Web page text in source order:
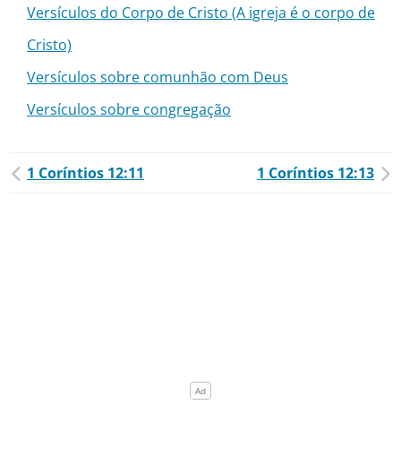
Versículos do Corpo de Cristo (A igreja é o corpo de
Cristo)
Versículos sobre comunhão com Deus
Versículos sobre congregação
1 Coríntios 12:11 1 Coríntios 12:13